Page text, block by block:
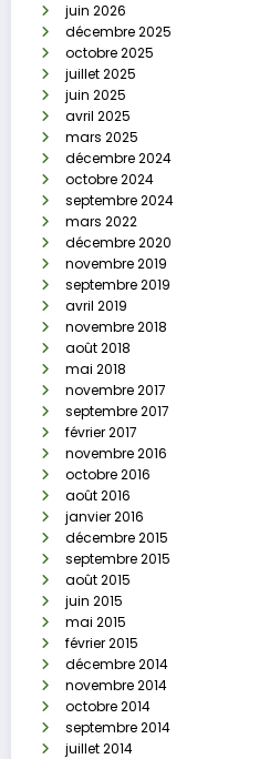
juin 2026
décembre 2025
octobre 2025
juillet 2025
juin 2025
avril 2025
mars 2025
décembre 2024
octobre 2024
septembre 2024
mars 2022
décembre 2020
novembre 2019
septembre 2019
avril 2019
novembre 2018
août 2018
mai 2018
novembre 2017
septembre 2017
février 2017
novembre 2016
octobre 2016
août 2016
janvier 2016
décembre 2015
septembre 2015
août 2015
juin 2015
mai 2015
février 2015
décembre 2014
novembre 2014
octobre 2014
septembre 2014
juillet 2014